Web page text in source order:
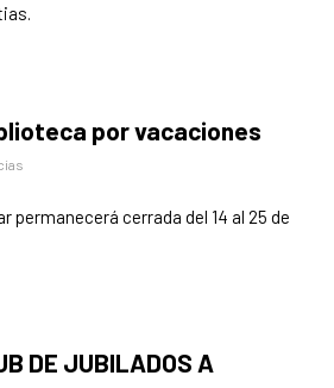
por vacaciones
permanecerá cerrada del 14 al 25 de
DE JUBILADOS A